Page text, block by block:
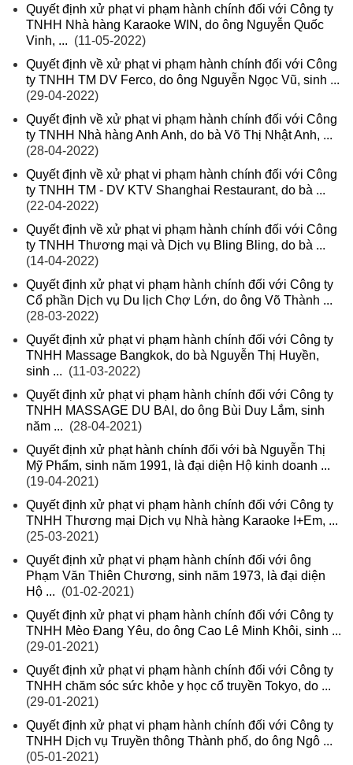
Quyết định xử phạt vi phạm hành chính đối với Công ty
TNHH Nhà hàng Karaoke WIN, do ông Nguyễn Quốc
Vinh, ... (11-05-2022)
Quyết định về xử phạt vi phạm hành chính đối với Công
ty TNHH TM DV Ferco, do ông Nguyễn Ngọc Vũ, sinh ...
(29-04-2022)
Quyết định về xử phạt vi phạm hành chính đối với Công
ty TNHH Nhà hàng Anh Anh, do bà Võ Thị Nhật Anh, ...
(28-04-2022)
Quyết định về xử phạt vi phạm hành chính đối với Công
ty TNHH TM - DV KTV Shanghai Restaurant, do bà ...
(22-04-2022)
Quyết định về xử phạt vi phạm hành chính đối với Công
ty TNHH Thương mại và Dịch vụ Bling Bling, do bà ...
(14-04-2022)
Quyết định xử phạt vi phạm hành chính đối với Công ty
Cổ phần Dịch vụ Du lịch Chợ Lớn, do ông Võ Thành ...
(28-03-2022)
Quyết định xử phạt vi phạm hành chính đối với Công ty
TNHH Massage Bangkok, do bà Nguyễn Thị Huyền,
sinh ... (11-03-2022)
Quyết định xử phạt vi phạm hành chính đối với Công ty
TNHH MASSAGE DU BAI, do ông Bùi Duy Lắm, sinh
năm ... (28-04-2021)
Quyết định xử phạt hành chính đối với bà Nguyễn Thị
Mỹ Phẩm, sinh năm 1991, là đại diện Hộ kinh doanh ...
(19-04-2021)
Quyết định xử phạt vi phạm hành chính đối với Công ty
TNHH Thương mại Dịch vụ Nhà hàng Karaoke I+Em, ...
(25-03-2021)
Quyết định xử phạt vi phạm hành chính đối với ông
Phạm Văn Thiên Chương, sinh năm 1973, là đại diện
Hộ ... (01-02-2021)
Quyết định xử phạt vi phạm hành chính đối với Công ty
TNHH Mèo Đang Yêu, do ông Cao Lê Minh Khôi, sinh ...
(29-01-2021)
Quyết định xử phạt vi phạm hành chính đối với Công ty
TNHH chăm sóc sức khỏe y học cổ truyền Tokyo, do ...
(29-01-2021)
Quyết định xử phạt vi phạm hành chính đối với Công ty
TNHH Dịch vụ Truyền thông Thành phố, do ông Ngô ...
(05-01-2021)